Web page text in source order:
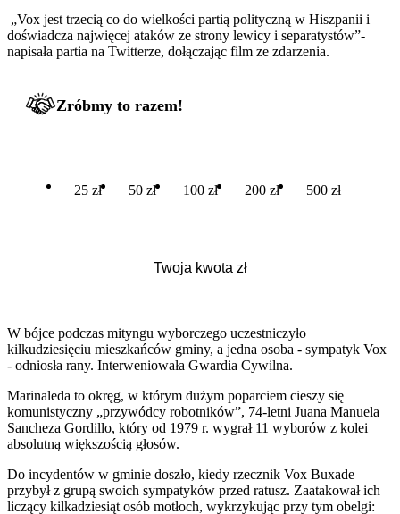
„Vox jest trzecią co do wielkości partią polityczną w Hiszpanii i
doświadcza najwięcej ataków ze strony lewicy i separatystów”-
napisała partia na Twitterze, dołączając film ze zdarzenia.
Zróbmy to razem!
25 zł 50 zł 100 zł 200 zł 500 zł
W bójce podczas mityngu wyborczego uczestniczyło
kilkudziesięciu mieszkańców gminy, a jedna osoba - sympatyk Vox
- odniosła rany. Interweniowała Gwardia Cywilna.
Marinaleda to okręg, w którym dużym poparciem cieszy się
komunistyczny „przywódcy robotników”, 74-letni Juana Manuela
Sancheza Gordillo, który od 1979 r. wygrał 11 wyborów z kolei
absolutną większością głosów.
Do incydentów w gminie doszło, kiedy rzecznik Vox Buxade
przybył z grupą swoich sympatyków przed ratusz. Zaatakował ich
liczący kilkadziesiąt osób motłoch, wykrzykując przy tym obelgi: